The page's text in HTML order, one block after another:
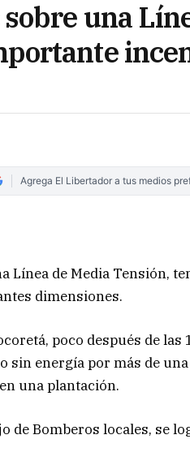
una
Agrega El Libertador a tus medios
Línea de Media Tensión,
dimensiones.
poco después de
sin energía por más de
una plantación.
de Bomberos locales, se